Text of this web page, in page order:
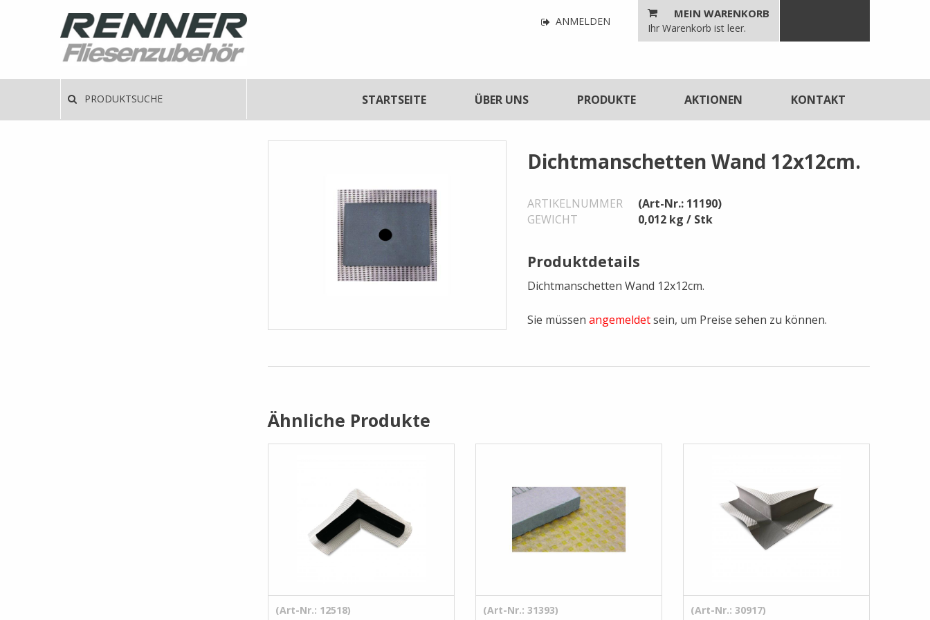
Navigation
Benutzerfunktionen
ANMELDEN
MEIN WARENKORB
Ihr Warenkorb ist leer.
PRODUKTSUCHE Hauptnavigation
STARTSEITE ÜBER UNS PRODUKTE AKTIONEN KONTAKT
Dichtmanschetten Wand 12x12cm.
ARTIKELNUMMER
(Art-Nr.: 11190)
GEWICHT
0,012 kg / Stk
Produktdetails
Dichtmanschetten Wand 12x12cm.
Sie müssen angemeldetsein, um Preise sehen zu können.
Ähnliche Produkte
(Art-Nr.: 12518) (Art-Nr.: 31393) (Art-Nr.: 30917)